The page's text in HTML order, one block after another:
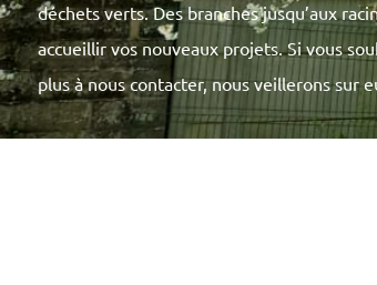
déchets verts. Des branches jusqu’aux
accueillir vos nouveaux projets. Si vous
plus à nous contacter, nous veillerons sur